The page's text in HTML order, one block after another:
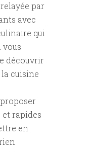
par
avec
qui
vous
découvrir
la cuisine
et rapides
en